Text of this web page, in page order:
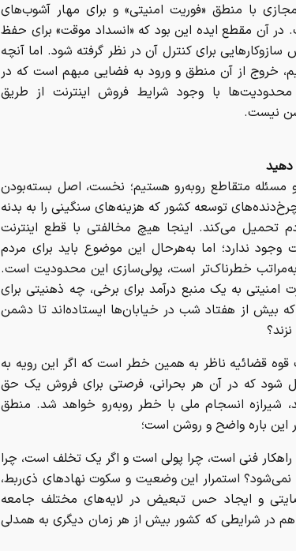
با منطق «فوریت امنیتی» و برای مهار آشوب‌های
در آن مقطع ایده این بود که «انسداد موقت» برای حفظ
برای کنترل آن در نظر گرفته شود. اما آنچه
خروج از آن منطق و ورود به فضایی مبهم است که در
با وجود شرایط فروش اینترنت از طریق
نیست.
دهید
مسئله متقاطع روبه‌رو هستیم؛ نخست، اصل بسته‌بودن
توسعه کشور که هزینه‌های سنگینی را به بدنه
تحمیل می‌کند. اینجا هیچ مخالفتی با قطع اینترنت
وجود ندارد؛ اما به‌هرحال این موضوع باید برای مردم
خطرناک‌تر است، پولی‌سازی این محدودیت است.
امنیتی به یک منبع درآمد برای برخی، چه ذهنیتی برای
بیش از هفتاد شب در خیابان‌ها ایستاده‌اند تا دشمن
قضائیه ناظر به همین خطر است که اگر این رویه به
شود که در آن هر بحرانی، فرصتی برای فروش یک حق
شیرازه انسجام ملی با خطر روبه‌رو خواهد شد. منطق
این باره واضح و روشن است؛
راهکار فنی است، چرا پولی است و اگر یک تخلف است، چرا
نمی‌شود؟ استمرار این وضعیت و سکوت نهادهای ذی‌ربط،
و ایجاد حس تبعیض در لایه‌های مختلف جامعه
در شرایطی که کشور بیش از هر زمان دیگری به همدلی